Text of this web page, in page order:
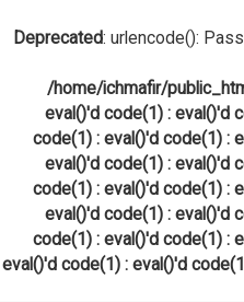
Deprecated: urlencode():
/home/ichmafir/
eval()'d code(1) : eval()'d
code(1) : eval()'d code(1) :
eval()'d code(1) : eval()'d
code(1) : eval()'d code(1) :
eval()'d code(1) : eval()'d
code(1) : eval()'d code(1) :
eval()'d code(1) : eval()'d
پرش به محتوا